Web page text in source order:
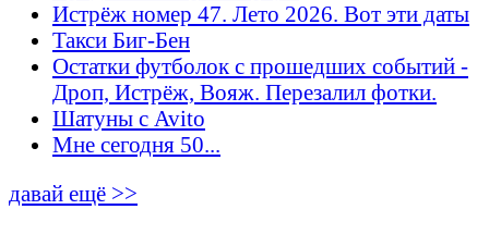
Истрёж номер 47. Лето 2026. Вот эти даты
Такси Биг-Бен
Остатки футболок с прошедших событий -
Дроп, Истрёж, Вояж. Перезалил фотки.
Шатуны с Avito
Мне сегодня 50...
давай ещё >>